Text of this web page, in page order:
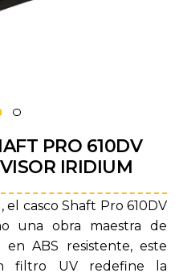
PRO 610DV
IRIDIUM
casco Shaft Pro 610DV
una obra maestra de
en ABS resistente, este
filtro UV redefine la